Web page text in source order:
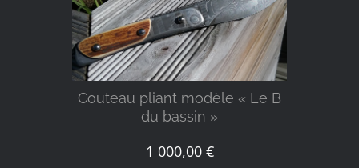
DÉTAILS
Couteau pliant modèle « Le B
du bassin »
1 000,00 €